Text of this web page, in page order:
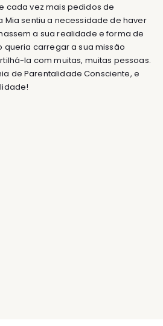
cada vez mais pedidos de
Mia sentiu a necessidade de haver
a sua realidade e forma de
queria carregar a sua missão
la com muitas, muitas pessoas.
de Parentalidade Consciente, e